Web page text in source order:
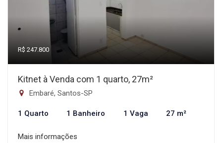
R$ 247.800
Kitnet à Venda com 1 quarto, 27m²
Embaré, Santos-SP
1 Quarto 1 Banheiro 1 Vaga 27 m²
Mais informações